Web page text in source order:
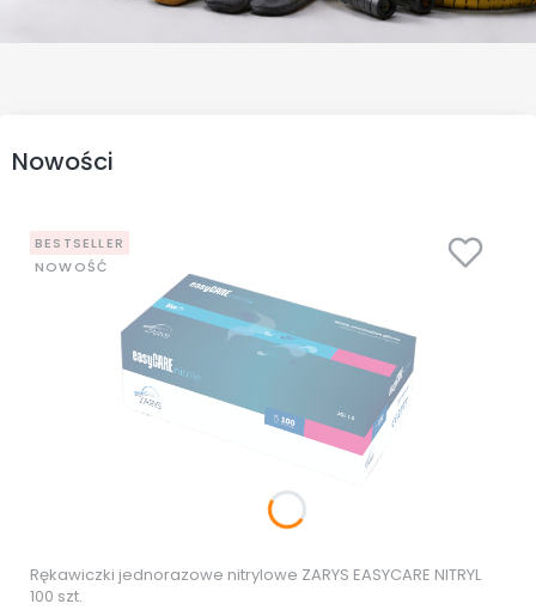
Nowości
BESTSELLER
NOWOŚĆ
Rękawiczki jednorazowe nitrylowe ZARYS EASYCARE NITRYL
100 szt.